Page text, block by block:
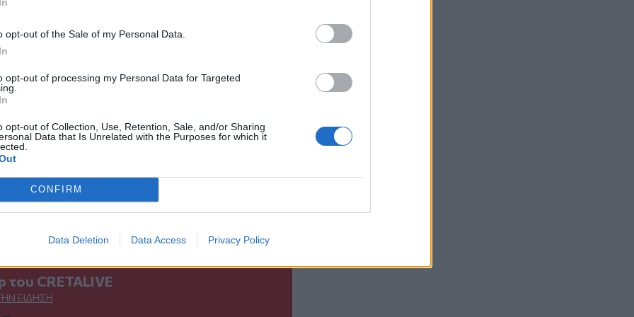
opt-out of the Sale of my Personal Data.
opt-out of processing my Personal Data for Targeted
opt-out of Collection, Use, Retention, Sale, and/or Sharing
Data that Is Unrelated with the Purposes for which it
CONFIRM
Data Deletion Data Access Privacy Policy
μας στο
TAGS
Ανδρουλάκης
του CRETALIVE
ΕΊΔΗΣΗ